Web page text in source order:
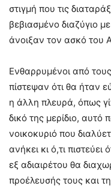
στιγμή που τις
βεβιασμένο διαζύγιο
άνοιξαν τον ασκό του
Ενθαρρυμένοι από
πίστεψαν ότι θα ήταν
η άλλη πλευρά, όπως
δικό της μερίδιο,
νοικοκυριό που
ανήκει κι ό,τι
εξ αδιαιρέτου θα
προέλευσής τους και